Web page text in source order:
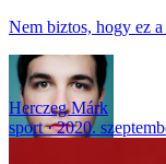
Nem biztos, hogy ez
Herczeg Márk
sport
2020.